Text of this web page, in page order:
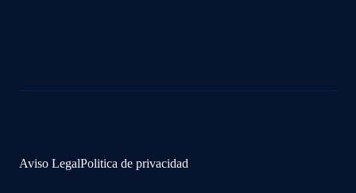
Aviso LegalPolitica de privacidad